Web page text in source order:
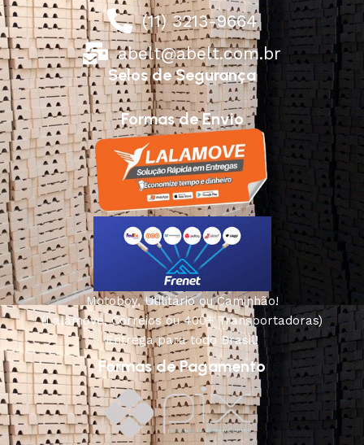
(11) 3213-9664
abelt@abelt.com.br
Selos de Segurança
Formas de Envio
Motoboy, Utilitário ou Caminhão!
(Lalamove, Correios ou 400+ Transportadoras)
Entrega para todo Brasil!
Formas de Pagamento